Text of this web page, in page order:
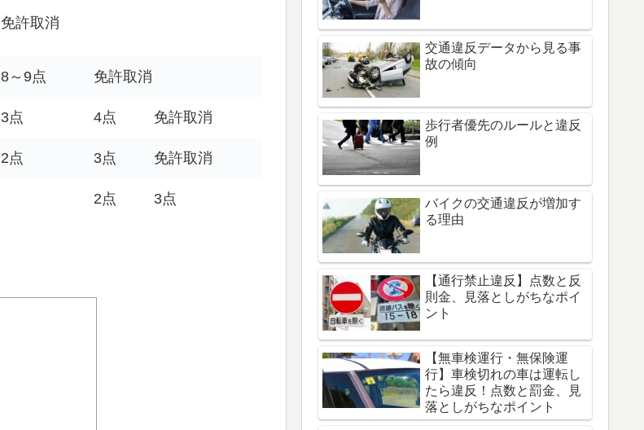
免許取消
8～9点 免許取消
3点 4点 免許取消
2点 3点 免許取消
2点 3点
交通違反データから見る事
故の傾向
歩行者優先のルールと違反
例
バイクの交通違反が増加す
る理由
【通行禁止違反】点数と反
則金、見落としがちなポイ
ント
【無車検運行・無保険運
行】車検切れの車は運転し
たら違反！点数と罰金、見
落としがちなポイント